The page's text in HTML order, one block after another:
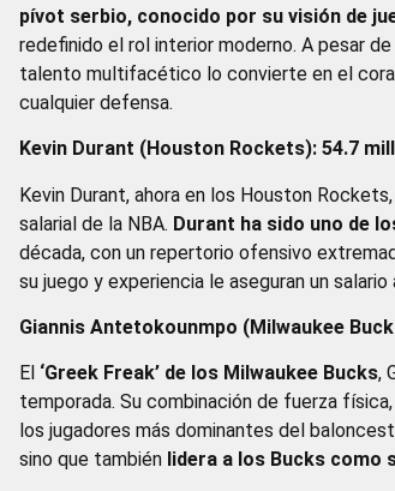
pívot serbio, conocido por su visión de
redefinido el rol interior moderno. A pesar
talento multifacético lo convierte en el
cualquier defensa.
Kevin Durant (Houston Rockets): 54.7
Kevin Durant, ahora en los Houston
salarial de la NBA. Durant ha sido uno de
década, con un repertorio ofensivo
su juego y experiencia le aseguran un
Giannis Antetokounmpo (Milwaukee
El ‘Greek Freak’ de los Milwaukee Bucks,
temporada. Su combinación de fuerza
los jugadores más dominantes del
sino que también lidera a los Bucks como